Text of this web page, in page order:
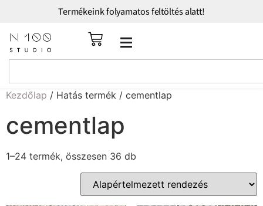
Termékeink folyamatos feltöltés alatt!
Kezdőlap / Hatás termék / cementlap
cementlap
1–24 termék, összesen 36 db